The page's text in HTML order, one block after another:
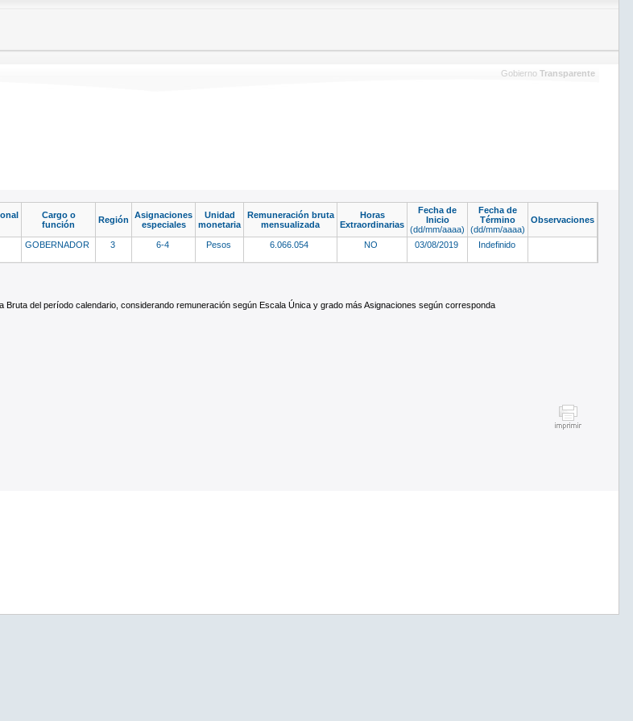
Gobierno Transparente
Cargo o
función
Región
Asignaciones
especiales
Unidad
monetaria
Remuneración bruta
mensualizada
Horas
Extraordinarias
Fecha de
Inicio
(dd/mm/aaaa)
Fecha de
Término
(dd/mm/aaaa)
Observaciones
GOBERNADOR 3 6-4 Pesos 6.066.054 NO 03/08/2019 Indefinido
del período calendario, considerando remuneración según Escala Única y grado más Asignaciones según corresponda